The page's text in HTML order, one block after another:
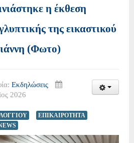
η έκθεση
της εικαστικού
(Φωτο)
Εκδηλώσεις
2026
ΕΠΙΚΑΙΡΟΤΗΤΑ